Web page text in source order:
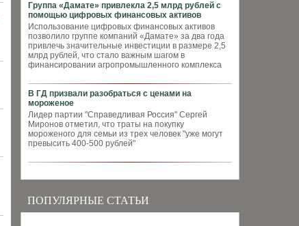
Группа «Дамате» привлекла 2,5 млрд рублей с
помощью цифровых финансовых активов
Использование цифровых финансовых активов
позволило группе компаний «Дамате» за два года
привлечь значительные инвестиции в размере 2,5
млрд рублей, что стало важным шагом в
финансировании агропромышленного комплекса
В ГД призвали разобраться с ценами на
мороженое
Лидер партии "Справедливая Россия" Сергей
Миронов отметил, что траты на покупку
мороженого для семьи из трех человек "уже могут
превысить 400-500 рублей"
ПОПУЛЯРНЫЕ СТАТЬИ